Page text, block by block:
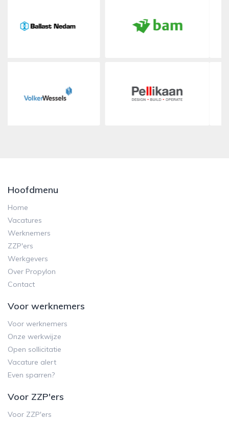
Hoofdmenu
Home
Vacatures
Werknemers
ZZP'ers
Werkgevers
Over Propylon
Contact
Voor werknemers
Voor werknemers
Onze werkwijze
Open sollicitatie
Vacature alert
Even sparren?
Voor ZZP'ers
Voor ZZP'ers